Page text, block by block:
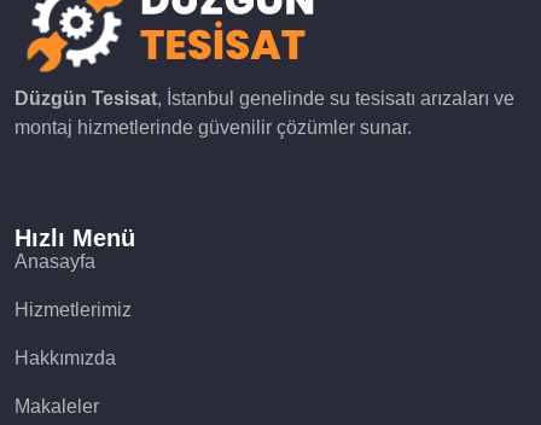
Düzgün Tesisat, İstanbul genelinde su tesisatı arızaları ve
montaj hizmetlerinde güvenilir çözümler sunar.
Hızlı Menü
Anasayfa
Hizmetlerimiz
Hakkımızda
Makaleler